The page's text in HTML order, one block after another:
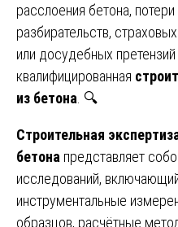
расслоения бетона,
разбирательств,
или досудебных
квалифицированная
из бетона . 🔍
Строительная
бетона представляет
исследований,
инструментальные
образцов, расчётные